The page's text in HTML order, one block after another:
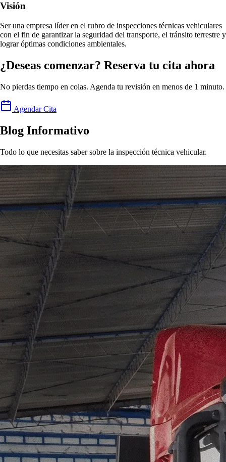
Visión
Ser una empresa líder en el rubro de inspecciones técnicas vehiculares
con el fin de garantizar la seguridad del transporte, el tránsito terrestre y
lograróptimas condiciones ambientales.
¿Deseas comenzar? Reserva tu cita ahora
No pierdas tiempo en colas. Agenda tu revisión en menos de 1 minuto.
Agendar Cita
Blog Informativo
Todo lo que necesitas saber sobre la inspección técnica vehicular.